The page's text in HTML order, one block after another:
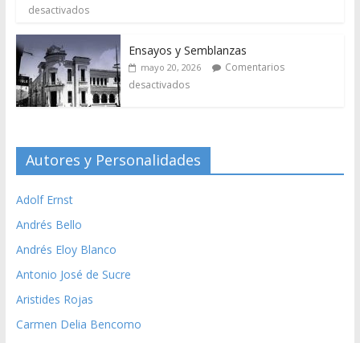
desactivados
Ensayos y Semblanzas
mayo 20, 2026
Comentarios
desactivados
Autores y Personalidades
Adolf Ernst
Andrés Bello
Andrés Eloy Blanco
Antonio José de Sucre
Aristides Rojas
Carmen Delia Bencomo